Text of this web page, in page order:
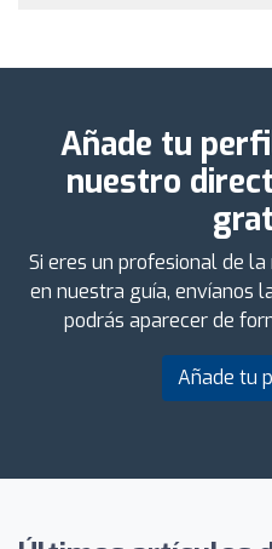
Añade tu
nuestro
Si eres un profesional de
en nuestra guía, envíanos
podrás aparecer de
Añade tu